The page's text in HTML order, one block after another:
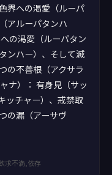
界への渇愛（ルーパ
アルーパタンハ
の渇愛（ルーパタン
ンハー）、そして滅
の不善根（アクサラ
ナ）： 有身見（サッ
ッチャー）、戒禁取
の漏（アーサヴ
求不満,依存